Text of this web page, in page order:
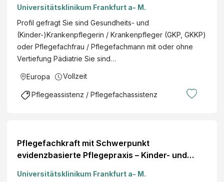
Universitätsklinikum Frankfurt a- M.
Profil gefragt Sie sind Gesundheits- und
(Kinder-)Krankenpflegerin / Krankenpfleger (GKP, GKKP)
oder Pflegefachfrau / Pflegefachmann mit oder ohne
Vertiefung Pädiatrie Sie sind…
Europa Vollzeit
Pflegeassistenz / Pflegefachassistenz
Pflegefachkraft mit Schwerpunkt
evidenzbasierte Pflegepraxis – Kinder- und
Universitätsklinikum Frankfurt a- M.